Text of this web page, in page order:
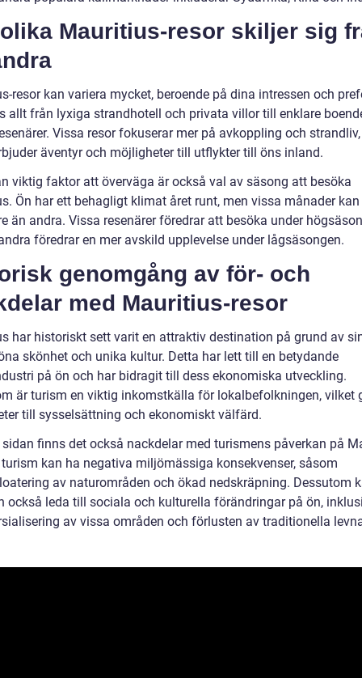
Mauritius-resor skiljer sig
resor kan variera mycket, beroende på dina intressen och
allt från lyxiga strandhotell och privata villor till enklare
Vissa resor fokuserar mer på avkoppling och
äventyr och möjligheter till utflykter till öns inland.
viktig faktor att överväga är också val av säsong att besöka
Ön har ett behagligt klimat året runt, men vissa månader
än andra. Vissa resenärer föredrar att besöka under
föredrar en mer avskild upplevelse under lågsäsongen.
genomgång av för- och
med Mauritius-resor
har historiskt sett varit en attraktiv destination på grund av
skönhet och unika kultur. Detta har lett till en betydande
på ön och har bidragit till dess ekonomiska utveckling.
är turism en viktig inkomstkälla för lokalbefolkningen, vilket
till sysselsättning och ekonomiskt välfärd.
finns det också nackdelar med turismens påverkan på
kan ha negativa miljömässiga konsekvenser, såsom
av naturområden och ökad nedskräpning. Dessutom
också leda till sociala och kulturella förändringar på ön,
av vissa områden och förlusten av traditionella